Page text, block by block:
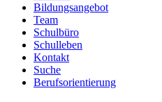
Bildungsangebot
Team
Schulbüro
Schulleben
Kontakt
Suche
Berufsorientierung